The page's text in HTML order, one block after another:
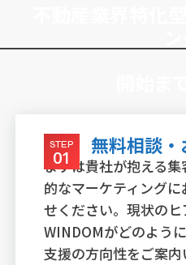
STEP
01
無料相談
まずは貴社が抱える
的なマーケティング
せください。現状のヒ
WINDOMがどのよう
支援の方向性をご案内